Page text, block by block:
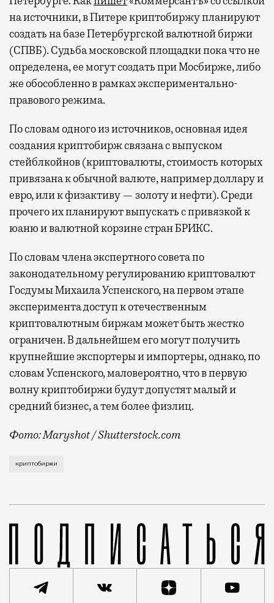
на источники, в Питере криптобиржу планируют
создать на базеПетербургской валютной биржи
(СПВБ). Судьба московской площадки пока что не
определена, ее могут создать при Мосбирже, либо
же обособленно в рамках экспериментально-
правового режима.
По словам одного из источников, основная идея
создания криптобирж связана с выпуском
стейблкойнов (криптовалюты, стоимость которых
привязана к обычной валюте, например доллару и
евро, или к физактиву — золоту и нефти). Среди
прочего их планируют выпускать с привязкой к
юаню и валютной корзине стран БРИКС.
По словам члена экспертного совета по
законодательному регулированию криптовалют
Госдумы Михаила Успенского, на первом этапе
эксперимента доступ к отечественным
криптовалютным биржам может быть жестко
ограничен. В дальнейшем его могут получить
крупнейшие экспортеры и импортеры, однако, по
словам Успенского, маловероятно, что в первую
волну криптобиржи будут допустятмалый и
средний бизнес, а тем более физлиц.
Фото: Maryshot / Shutterstock.com
После ухода крупнейшей мировой
криптобиржи